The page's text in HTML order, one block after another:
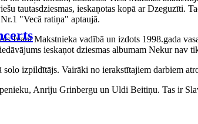
tautasdziesmas, ieskaņotas kopā ar Dzeguzīti.
"Vecā ratiņa" aptaujā.
Ivara Makstnieka vadībā un izdots 1998.gada
ieskaņot dziesmas albumam Nekur nav
izpildītājs. Vairāki no ierakstītajiem darbiem
Anriju Grinbergu un Uldi Beitiņu. Tas ir